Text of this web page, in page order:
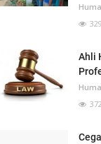
Ahli